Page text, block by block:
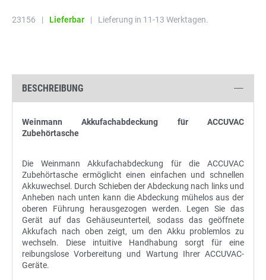
23156 | Lieferbar | Lieferung in 11-13 Werktagen.
BESCHREIBUNG
Weinmann Akkufachabdeckung für ACCUVAC
Zubehörtasche
Die Weinmann Akkufachabdeckung für die ACCUVAC
Zubehörtasche ermöglicht einen einfachen und schnellen
Akkuwechsel. Durch Schieben der Abdeckung nach links und
Anheben nach unten kann die Abdeckung mühelos aus der
oberen Führung herausgezogen werden. Legen Sie das
Gerät auf das Gehäuseunterteil, sodass das geöffnete
Akkufach nach oben zeigt, um den Akku problemlos zu
wechseln. Diese intuitive Handhabung sorgt für eine
reibungslose Vorbereitung und Wartung Ihrer ACCUVAC-
Geräte.